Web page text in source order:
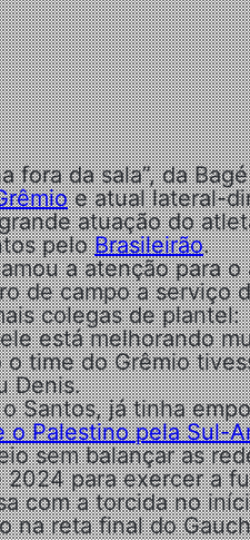
fora da sala”, da
e atual lateral-
atuação do
peloBrasileirão.
a atenção para
de campo a serviço
colegas de plantel:
está melhorando
time do Grêmio
Denis.
Santos, já tinha
o Palestino pela Sul-
sem balançar as
para exercer a
com a torcida no
na reta final do